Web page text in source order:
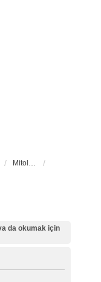
Mitoloji ve İkonografi
da okumak için